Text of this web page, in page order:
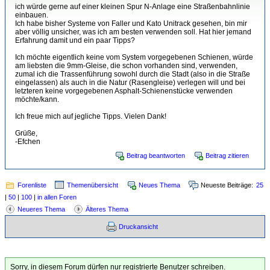
ich würde gerne auf einer kleinen Spur N-Anlage eine Straßenbahnlinie
einbauen.
Ich habe bisher Systeme von Faller und Kato Unitrack gesehen, bin mir
aber völlig unsicher, was ich am besten verwenden soll. Hat hier jemand
Erfahrung damit und ein paar Tipps?
Ich möchte eigentlich keine vom System vorgegebenen Schienen, würde
am liebsten die 9mm-Gleise, die schon vorhanden sind, verwenden,
zumal ich die Trassenführung sowohl durch die Stadt (also in die Straße
eingelassen) als auch in die Natur (Rasengleise) verlegen will und bei
letzteren keine vorgegebenen Asphalt-Schienenstücke verwenden
möchte/kann.
Ich freue mich auf jegliche Tipps. Vielen Dank!
Grüße,
-Efchen
Beitrag beantworten Beitrag zitieren
Forenliste Themenübersicht Neues Thema Neueste Beiträge: 25
| 50 | 100 | in allen Foren
Neueres Thema
Älteres Thema
Druckansicht
Sorry, in diesem Forum dürfen nur registrierte Benutzer schreiben.